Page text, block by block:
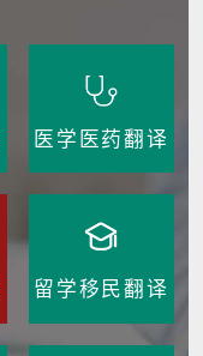
医学医药翻译
留学移民翻译